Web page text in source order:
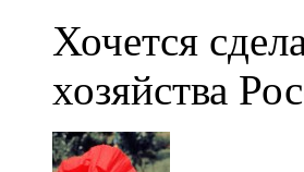
Хочется
хозяйства